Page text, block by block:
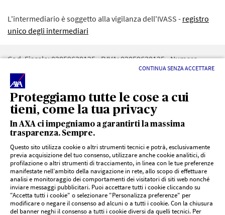
Proteggiamo tutte le cose a cui
tieni, come la tua privacy
In AXA ci impegniamo a garantirti la massima
trasparenza. Sempre.
Questo sito utilizza cookie o altri strumenti tecnici e potrà, esclusivamente
previa acquisizione del tuo consenso, utilizzare anche cookie analitici, di
profilazione o altri strumenti di tracciamento, in linea con le tue preferenze
manifestate nell’ambito della navigazione in rete, allo scopo di effettuare
analisi e monitoraggio dei comportamenti dei visitatori di siti web nonché
inviare messaggi pubblicitari. Puoi accettare tutti i cookie cliccando su
"Accetta tutti i cookie" o selezionare "Personalizza preferenze" per
modificare o negare il consenso ad alcuni o a tutti i cookie. Con la chiusura
del banner neghi il consenso a tutti i cookie diversi da quelli tecnici. Per
CONTINUA SENZA ACCETTARE
L'intermediario è soggetto alla vigilanza dell'IVASS - registro
unico degli intermediari
Cod. Fiscale: 02059630125 - P.IVA: 02059630125 - Numero
iscrizione REA: 227196 - RUI: A000100698 - CAPITALE SOCIALE:
5.165€ - Numero iscrizione registro imprese di VA :
02059630125 - PEC:SVILASS@PEC.IT
LINK UTILI
Documenti PRIIPs
DOCUMENTI E SUPPORTO